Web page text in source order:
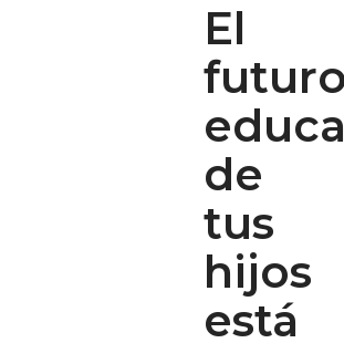
El
de
tus
hijos
está